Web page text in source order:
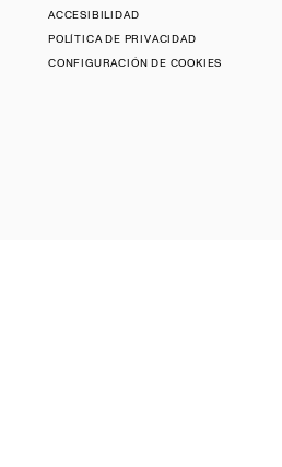
ACCESIBILIDAD
POLÍTICA DE PRIVACIDAD
CONFIGURACIÓN DE COOKIES